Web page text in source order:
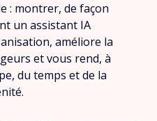
: montrer, de façon
un assistant IA
améliore la
et vous rend, à
du temps et de la